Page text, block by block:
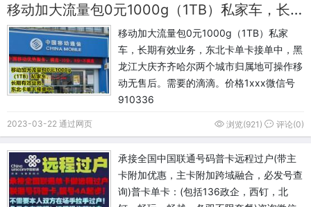
移动加大流量包0元1000g（1TB）私家车，长期有效业务
移动加大流量包0元1000g（1TB）私家
车，长期有效业务，东北卡单卡接单中，黑
龙江大庆齐齐哈尔两个城市归属地可操作移
动无售后。需要的滴滴。价格1xxx微信号
910336
2023-03-22 通过网页 浏览(921) 评论(0)
承接全国中国联通号码普卡远程过户(带主
卡附加优惠，主卡附加跨域融合，必发号查
询)普卡单卡：(包括136政企，西钉，北